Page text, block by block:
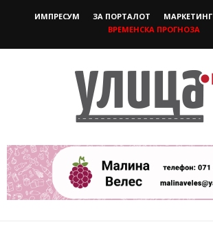
ИМПРЕСУМ ЗА ПОРТАЛОТ МАРКЕТИНГ
ВРЕМЕНСКА ПРОГНОЗА